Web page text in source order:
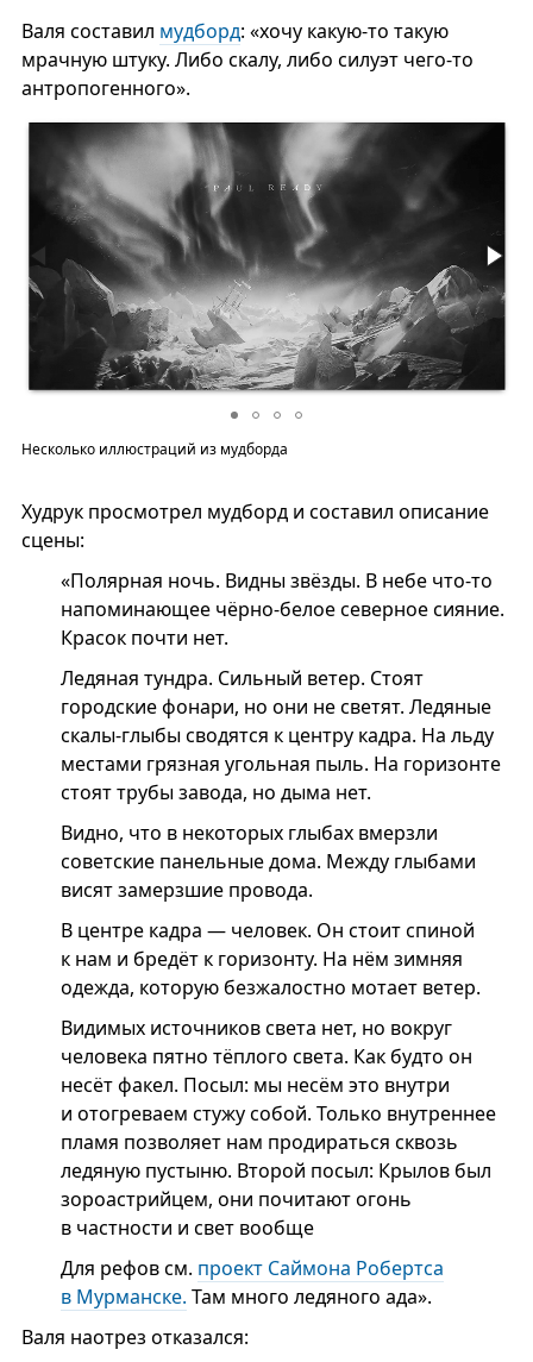
Валя составил мудборд: «хочу какую-то такую
мрачную штуку. Либо скалу, либо силуэт чего-то
антропогенного».
Несколько иллюстраций из мудборда
Худрук просмотрел мудборд и составил описание
сцены:
«Полярная ночь. Видны звёзды. В небе что-то
напоминающее чёрно-белое северное сияние.
Красок почти нет.
Ледяная тундра. Сильный ветер. Стоят
городские фонари, но они не светят. Ледяные
скалы-глыбы сводятся к центру кадра. На льду
местами грязная угольная пыль. На горизонте
стоят трубы завода, но дыма нет.
Видно, что в некоторых глыбах вмерзли
советские панельные дома. Между глыбами
висят замерзшие провода.
В центре кадра — человек. Он стоит спиной
к нам и бредёт к горизонту. На нём зимняя
одежда, которую безжалостно мотает ветер.
Видимых источников света нет, но вокруг
человека пятно тёплого света. Как будто он
несёт факел. Посыл: мы несём это внутри
и отогреваем стужу собой. Только внутреннее
пламя позволяет нам продираться сквозь
ледяную пустыню. Второй посыл: Крылов был
зороастрийцем, они почитают огонь
в частности и свет вообще
Для рефов см. проект Саймона Робертса
в Мурманске. Там много ледяного ада».
Валя наотрез отказался: